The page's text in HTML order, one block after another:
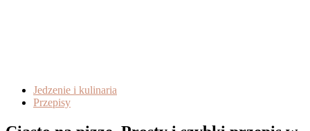
Jedzenie i kulinaria
Przepisy